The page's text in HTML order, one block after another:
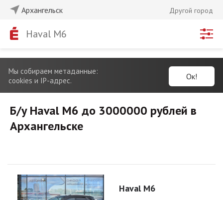
Архангельск Другой город
Haval M6
Мы собираем метаданные:
cookies и IP-адрес.
Ок!
Б/у Haval M6 до 3000000 рублей в
Архангельске
Haval M6